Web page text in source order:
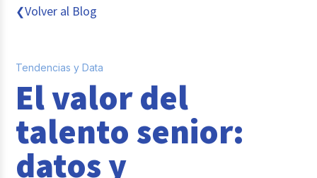
Gestión de personas
Pago de nómina
Buk
Transformación digital
Tendencias y Data
❮Volver al Blog
Tendencias y Data
El valor del
talento senior:
datos y